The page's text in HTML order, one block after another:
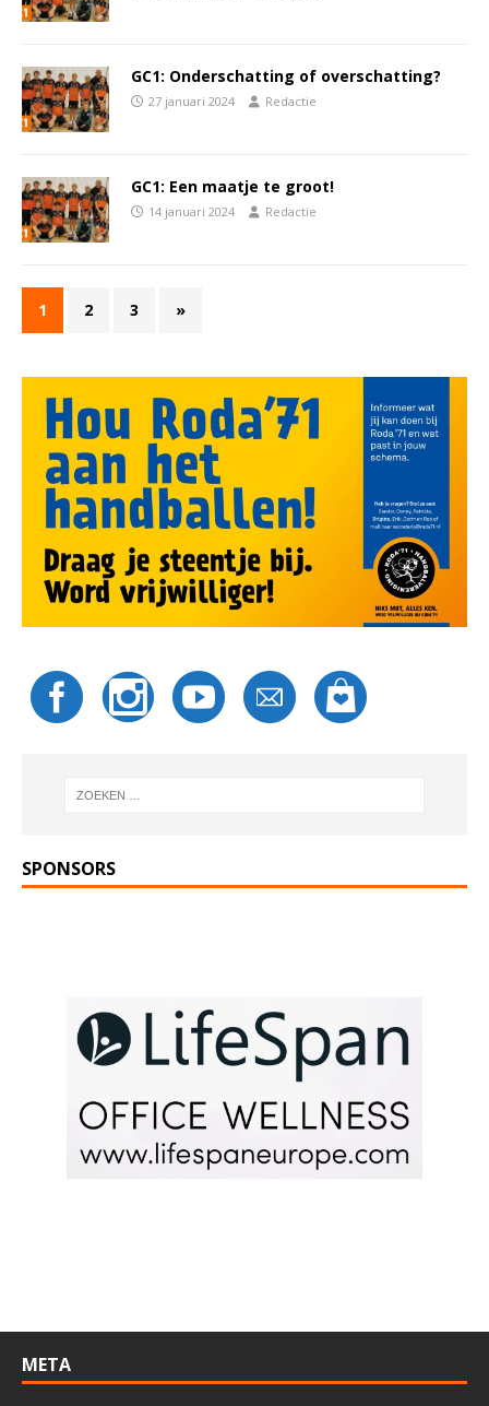
GC1: Onderschatting of overschatting?
27 januari 2024 Redactie
GC1: Een maatje te groot!
14 januari 2024 Redactie
1 2 3 »
SPONSORS
META